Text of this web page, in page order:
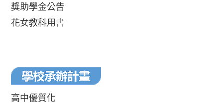
獎助學金公告
花女教科用書
高中優質化